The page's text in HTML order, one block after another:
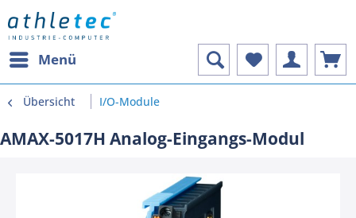
Menü
Übersicht I/O-Module
AMAX-5017H Analog-Eingangs-Modul